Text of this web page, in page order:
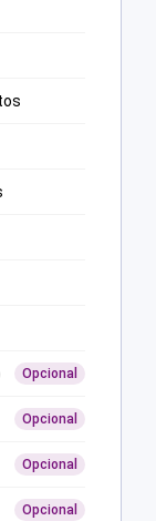
Opcional
Opcional
Opcional
Opcional